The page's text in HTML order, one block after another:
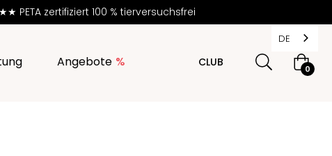
zertifiziert 100 % tierversuchsfrei
Angebote CLUB 0
DE